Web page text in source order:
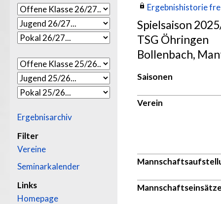
Ergebnisarchiv
Filter
Vereine
Seminarkalender
Links
Homepage
Ergebnishistorie
Spielsaison
TSG Öhringen
Bollenbach,
Saisonen
Verein